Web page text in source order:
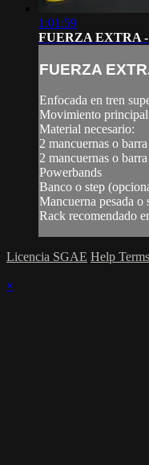
1:01:59
FUERZA EXTRA -
FUERZA
Enfocada en tren
Movimiento
Material necesario:
2 mancuernas o
2 mancuernas o
Powerbands
Banco o step
Mancuerna pesada
Rack recomendado
Licencia SGAE Help Terms
×